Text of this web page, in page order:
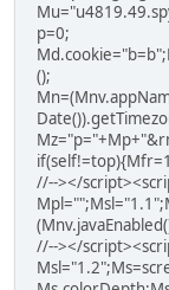
p=0;
();
//--></
//--></